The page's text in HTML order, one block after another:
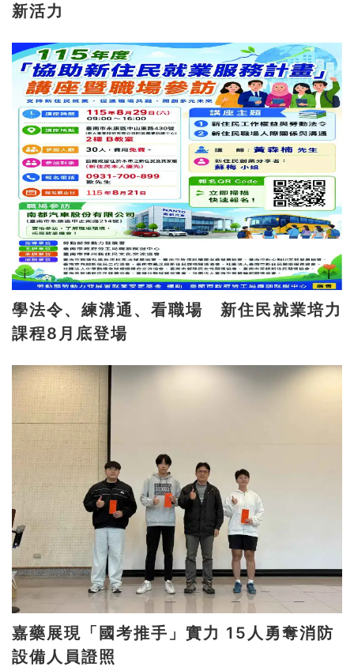
新活力
學法令、練溝通、看職場 新住民就業培力
課程8月底登場
嘉藥展現「國考推手」實力 15人勇奪消防
設備人員證照